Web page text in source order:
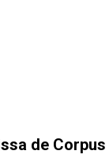
de Corpus